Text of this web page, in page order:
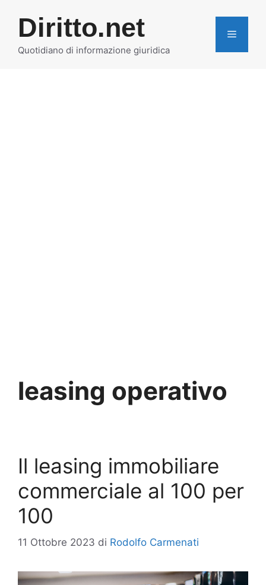
contenuto
Diritto.net
Quotidiano di informazione giuridica
MENU
leasing operativo
Il leasing immobiliare
commerciale al 100 per
100
11 Ottobre 2023 di Rodolfo Carmenati